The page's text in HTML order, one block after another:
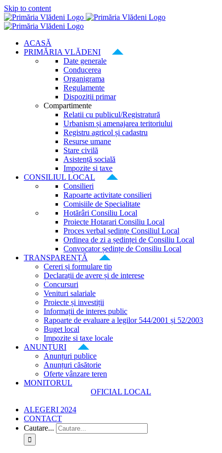
Skip to content
ACASĂ
PRIMĂRIA VLĂDENI
Date generale
Conducerea
Organigrama
Regulamente
Dispoziții primar
Compartimente
Relatii cu publicul/Registratură
Urbanism și amenajarea teritoriului
Registru agricol și cadastru
Resurse umane
Stare civilă
Asistență socială
Impozite si taxe
CONSILIUL LOCAL
Consilieri
Rapoarte activitate consilieri
Comisiile de Specialitate
Hotărâri Consiliu Local
Proiecte Hotarari Consiliu Local
Proces verbal ședințe Consiliul Local
Ordinea de zi a ședinței de Consiliu Local
Convocator ședințe de Consiliu Local
TRANSPARENȚĂ
Cereri și formulare tip
Declarații de avere și de interese
Concursuri
Venituri salariale
Proiecte și investiții
Informații de interes public
Rapoarte de evaluare a legilor 544/2001 și 52/2003
Buget local
Impozite si taxe locale
ANUNȚURI
Anunțuri publice
Anunțuri căsătorie
Oferte vânzare teren
MONITORUL
OFICIAL LOCAL
ALEGERI 2024
CONTACT
Cautare...